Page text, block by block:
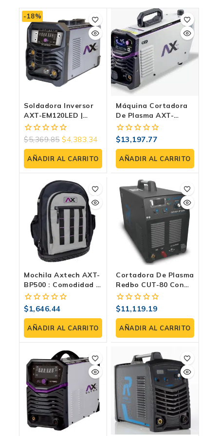
-18%
Soldadora Inversor
AXT-EM120LED |
MIG/MMA/TIG Lift |
Bi-Voltaje | Sin Gas
0
fuera
de
5
$5,369.85 $4,383.34
AÑADIR AL CARRITO
Máquina Cortadora
De Plasma AXT-
P9045LCD | Bivoltaje
0
fuera
de
5
$13,197.77
AÑADIR AL CARRITO
Mochila Axtech AXT-
BP500 : Comodidad Y
Protección
0
fuera
de
5
$1,646.44
AÑADIR AL CARRITO
Cortadora De Plasma
Redbo CUT-80 Con
Compresor | Inverter
220V 3F, Arco Piloto
LF Y 1–30 Mm De
Corte
0
fuera
de
5
$11,119.19
AÑADIR AL CARRITO